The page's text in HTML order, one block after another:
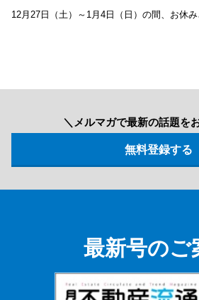
12月27日（土）～1月4日（日）の間、お休み
＼メルマガで最新の話題を
最新号のご